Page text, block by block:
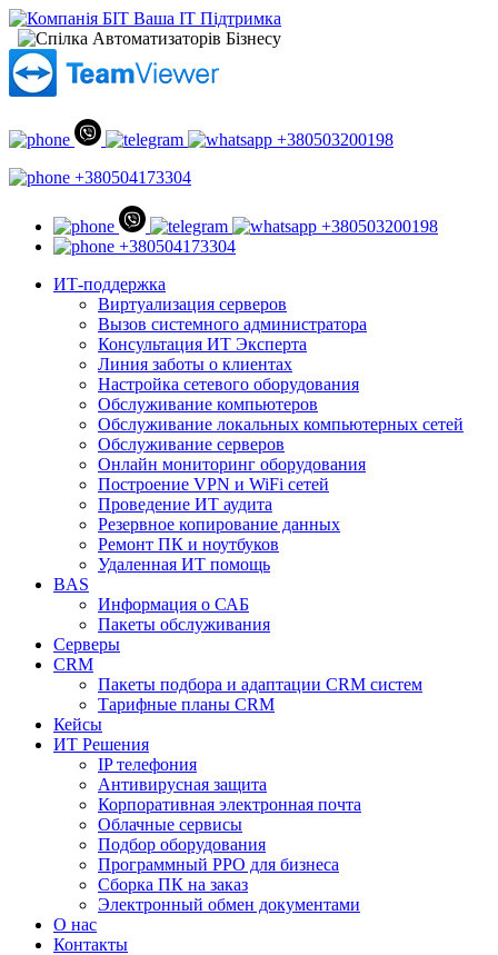
+380503200198
+380504173304
+380503200198
+380504173304
ИТ-поддержка
Виртуализация серверов
Вызов системного администратора
Консультация ИТ Эксперта
Линия заботы о клиентах
Настройка сетевого оборудования
Обслуживание компьютеров
Обслуживание локальных компьютерных сетей
Обслуживание серверов
Онлайн мониторинг оборудования
Построение VPN и WiFi сетей
Проведение ИТ аудита
Резервное копирование данных
Ремонт ПК и ноутбуков
Удаленная ИТ помощь
BAS
Информация о САБ
Пакеты обслуживания
Серверы
CRM
Пакеты подбора и адаптации CRM систем
Тарифные планы CRM
Кейсы
ИТ Решения
IP телефония
Антивирусная защита
Корпоративная электронная почта
Облачные сервисы
Подбор оборудования
Программный РРО для бизнеса
Сборка ПК на заказ
Электронный обмен документами
О нас
Контакты